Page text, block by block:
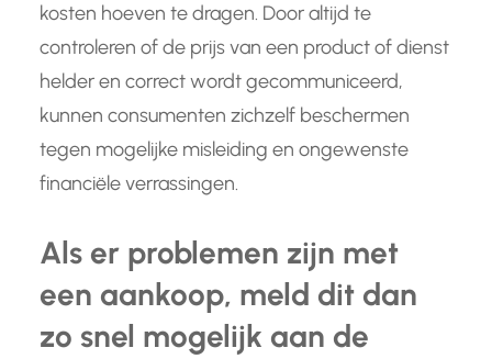
kosten hoeven te dragen. Door altijd te
controleren of de prijs van een product of dienst
helder en correct wordt gecommuniceerd,
kunnen consumenten zichzelf beschermen
tegen mogelijke misleiding en ongewenste
financiële verrassingen.
Als er problemen zijn met
een aankoop, meld dit dan
zo snel mogelijk aan de